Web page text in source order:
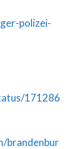
polizei-
171286
brandenbur